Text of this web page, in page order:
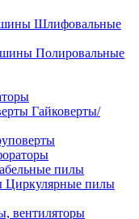
Шлифовальные
Полировальные
Гайковерты/
пилы
Циркулярные пилы